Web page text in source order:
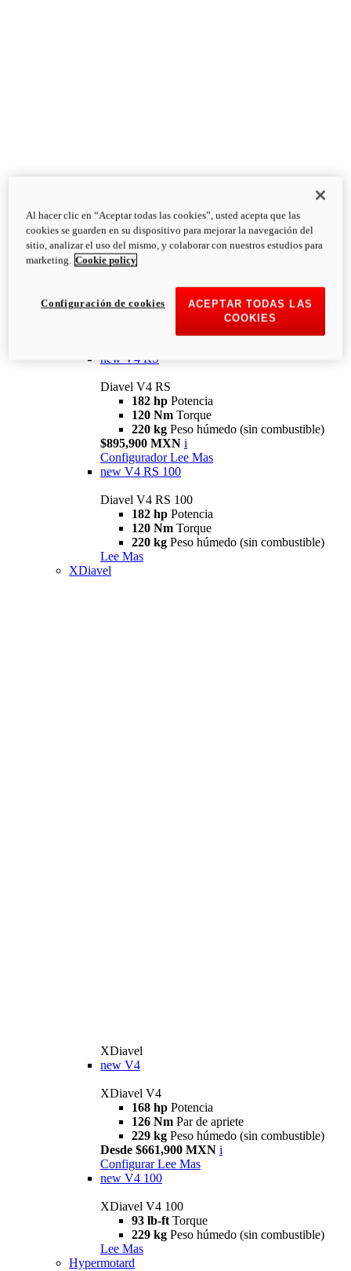
Diavel
V4
Diavel V4
126 NmTorque
223 kg
PESO HÚMEDO SIN
new V4 RS
Diavel V4 RS
182 hp Potencia
120 Nm Torque
220 kg Peso húmedo (sin combustible)
$895,900 MXN i
Configurador Lee Mas
new V4 RS 100
Diavel V4 RS 100
182 hp Potencia
120 Nm Torque
220 kg Peso húmedo (sin combustible)
Lee Mas
XDiavel
XDiavel
new V4
XDiavel V4
168 hp Potencia
126 Nm Par de apriete
229 kg Peso húmedo (sin combustible)
Desde $661,900 MXN i
Configurar Lee Mas
new V4 100
XDiavel V4 100
93 lb-ft Torque
229 kg Peso húmedo (sin combustible)
Lee Mas
Hypermotard
Al hacer clic en “Aceptar todas las cookies”, usted acepta que las
cookies se guarden en su dispositivo para mejorar la navegación del
sitio, analizar el uso del mismo, y colaborar con nuestros estudios para
marketing. Cookie policy
ACEPTAR TODAS LAS
COOKIES
Configuración de cookies